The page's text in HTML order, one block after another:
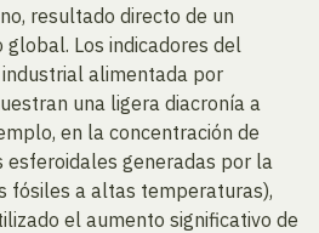
resultado directo de un
global. Los indicadores del
alimentada por
una ligera diacronía a
en la concentración de
generadas por la
fósiles a altas temperaturas),
el aumento significativo de